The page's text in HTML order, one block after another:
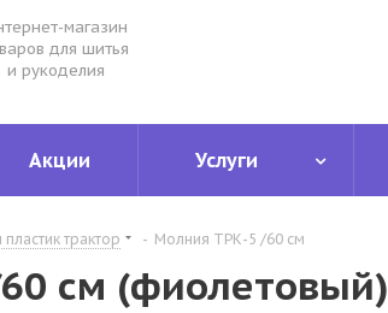
магазин
для шитья
и рукоделия
Акции Услуги
трактор - Молния ТРК-5 /60 см
см (фиолетовый)